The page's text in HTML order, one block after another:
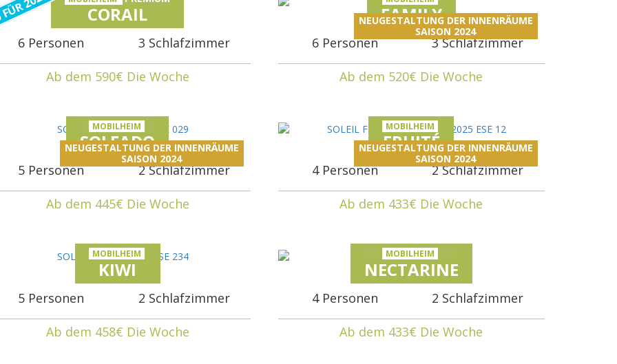
2024 CORAIL
6 Personen 3 Schlafzimmer
Ab dem 590€ Die Woche
NEUGESTALTUNG DER INNENRÄUME
SAISON 2024
FAMILY
6 Personen 3 Schlafzimmer
Ab dem 520€ Die Woche
NEUGESTALTUNG DER INNENRÄUME
SAISON 2024
MOBILHEIM
SOLEADO
5 Personen 2 Schlafzimmer
Ab dem 445€ Die Woche
NEUGESTALTUNG DER INNENRÄUME
SAISON 2024
MOBILHEIM
FRUITÉ
4 Personen 2 Schlafzimmer
Ab dem 433€ Die Woche
MOBILHEIM
KIWI
5 Personen 2 Schlafzimmer
Ab dem 458€ Die Woche
MOBILHEIM
NECTARINE
4 Personen 2 Schlafzimmer
Ab dem 433€ Die Woche